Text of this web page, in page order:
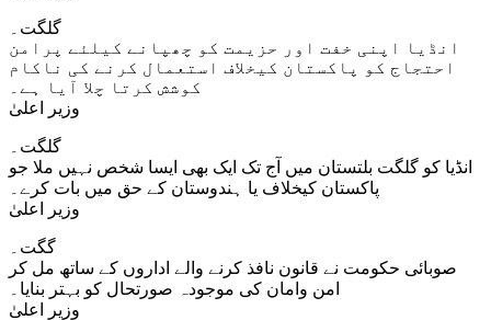
گلگت۔
انڈیا اپنی خفت اور حزیمت کو چھپانے کیلئے پرامن
احتجاج کو پاکستان کیخلاف استعمال کرنے کی ناکام
کوشش کرتا چلا آیا ہے۔
وزیر اعلیٰ
گلگت۔
انڈیا کو گلگت بلتستان میں آج تک ایک بھی ایسا شخص نہیں ملا جو
پاکستان کیخلاف یا ہندوستان کے حق میں بات کرے۔
وزیر اعلیٰ
گگت۔
صوبائی حکومت نے قانون نافذ کرنے والے اداروں کے ساتھ مل کر
امن وامان کی موجودہ صورتحال کو بہتر بنایا۔
وزیر اعلیٰ